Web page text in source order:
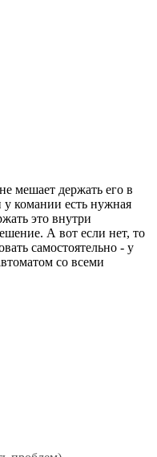
мешает держать его в
у комании есть нужная
это внутри
А вот если нет, то
самостоятельно - у
со всеми